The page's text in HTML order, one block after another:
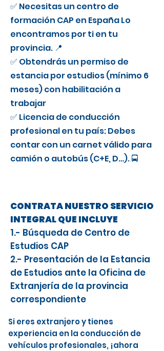
✅ Necesitas un centro de
formación CAP en España Lo
encontramos por ti en tu
provincia. 📍
✅ Obtendrás un permiso de
estancia por estudios (mínimo 6
meses) con habilitación a
trabajar
✅ Licencia de conducción
profesional en tu país: Debes
contar con un carnet válido para
camión o autobús (C+E, D…). 🚍
CONTRATA NUESTRO SERVICIO
INTEGRAL QUE INCLUYE
1.- Búsqueda de Centro de
Estudios CAP
2.- Presentación de la Estancia
de Estudios ante la Oficina de
Extranjería de la provincia
correspondiente
Si eres extranjero y tienes
experiencia en la conducción de
vehículos profesionales, ¡ahora